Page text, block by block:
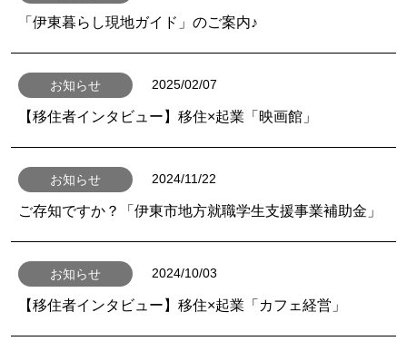
「伊東暮らし現地ガイド」のご案内♪
お知らせ 2025/02/07
【移住者インタビュー】移住×起業「映画館」
お知らせ 2024/11/22
ご存知ですか？「伊東市地方就職学生支援事業補助金」
お知らせ 2024/10/03
【移住者インタビュー】移住×起業「カフェ経営」